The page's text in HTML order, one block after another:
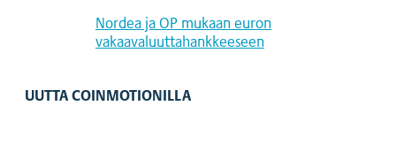
Nordea ja OP mukaan euron
vakaavaluuttahankkeeseen
UUTTA COINMOTIONILLA